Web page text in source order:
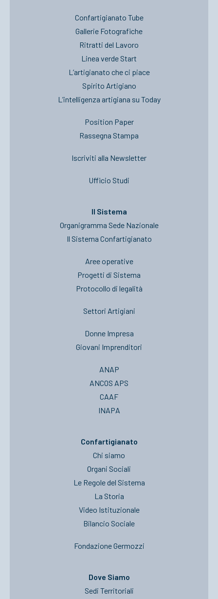
Confartigianato Tube
Gallerie Fotografiche
Ritratti del Lavoro
Linea verde Start
L’artigianato che ci piace
Spirito Artigiano
L’intelligenza artigiana su Today
Position Paper
Rassegna Stampa
Iscriviti alla Newsletter
Ufficio Studi
Il Sistema
Organigramma Sede Nazionale
Il Sistema Confartigianato
Aree operative
Progetti di Sistema
Protocollo di legalità
Settori Artigiani
Donne Impresa
Giovani Imprenditori
ANAP
ANCOS APS
CAAF
INAPA
Confartigianato
Chi siamo
Organi Sociali
Le Regole del Sistema
La Storia
Video Istituzionale
Bilancio Sociale
Fondazione Germozzi
Dove Siamo
Sedi Territoriali